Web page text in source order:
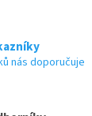
nás doporučuje